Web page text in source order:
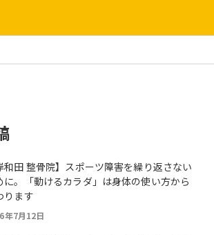
和田 整骨院】スポーツ障害を繰り返さない
に。「動けるカラダ」は身体の使い方から
ります
年7月12日